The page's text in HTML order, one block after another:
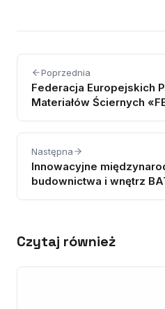
Poprzednia
Federacja Europejskich
Materiałów Ściernych
Następna
Innowacyjne
budownictwa i wnętrz
Czytaj również